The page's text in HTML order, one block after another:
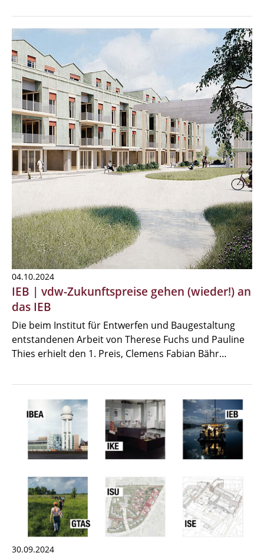
04.10.2024
IEB | vdw-Zukunftspreise gehen (wieder!) an
das IEB
Die beim Institut für Entwerfen und Baugestaltung
entstandenen Arbeit von Therese Fuchs und Pauline
Thies erhielt den 1. Preis, Clemens Fabian Bähr…
30.09.2024